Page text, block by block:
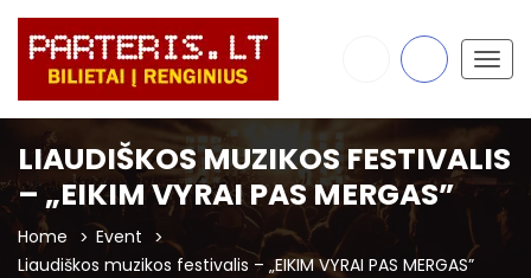
LIAUDIŠKOS MUZIKOS FESTIVALIS
– „EIKIM VYRAI PAS MERGAS”
Home
Event
Liaudiškos muzikos festivalis – „EIKIM VYRAI PAS MERGAS”